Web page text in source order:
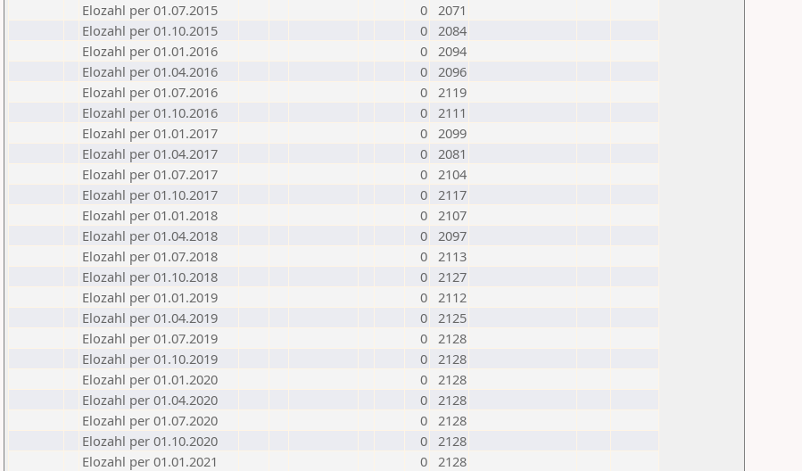
Elozahl per 01.07.2015
0 2071
Elozahl per 01.10.2015
0 2084
Elozahl per 01.01.2016
0 2094
Elozahl per 01.04.2016
0 2096
Elozahl per 01.07.2016
0 2119
Elozahl per 01.10.2016
0 2111
Elozahl per 01.01.2017
0 2099
Elozahl per 01.04.2017
0 2081
Elozahl per 01.07.2017
0 2104
Elozahl per 01.10.2017
0 2117
Elozahl per 01.01.2018
0 2107
Elozahl per 01.04.2018
0 2097
Elozahl per 01.07.2018
0 2113
Elozahl per 01.10.2018
0 2127
Elozahl per 01.01.2019
0 2112
Elozahl per 01.04.2019
0 2125
Elozahl per 01.07.2019
0 2128
Elozahl per 01.10.2019
0 2128
Elozahl per 01.01.2020
0 2128
Elozahl per 01.04.2020
0 2128
Elozahl per 01.07.2020
0 2128
Elozahl per 01.10.2020
0 2128
Elozahl per 01.01.2021
0 2128